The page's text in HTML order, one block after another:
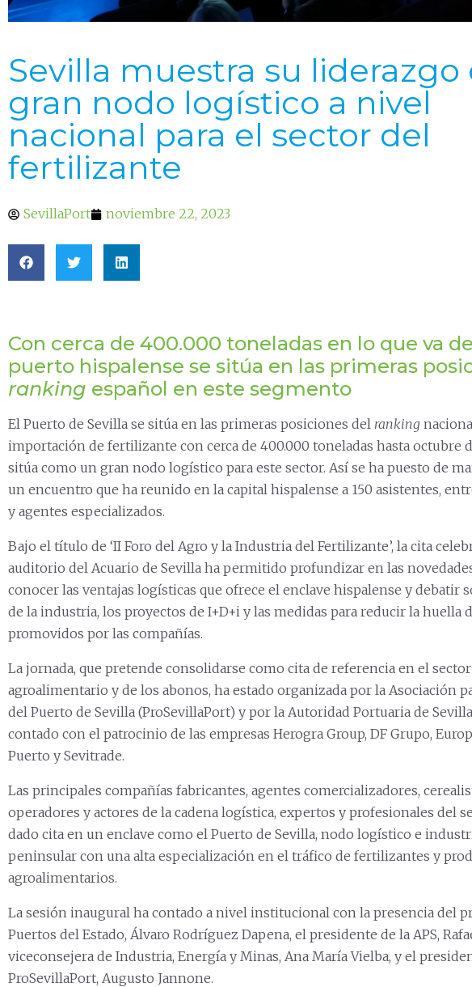
Sevilla muestra su liderazgo
gran nodo logístico a nivel
nacional para el sector del
fertilizante
SevillaPort noviembre 22, 2023
Con cerca de 400.000 toneladas en lo que va
puerto hispalense se sitúa en las primeras
ranking español en este segmento
El Puerto de Sevilla se sitúa en las primeras posiciones del ranking
importación de fertilizante con cerca de 400.000 toneladas hasta octubre
sitúa como un gran nodo logístico para este sector. Así se ha puesto de
un encuentro que ha reunido en la capital hispalense a 150 asistentes,
y agentes especializados.
Bajo el título de ‘II Foro del Agro y la Industria del Fertilizante’, la cita
auditorio del Acuario de Sevilla ha permitido profundizar en las
conocer las ventajas logísticas que ofrece el enclave hispalense y debatir
de la industria, los proyectos de I+D+i y las medidas para reducir la huella
promovidos por las compañías.
La jornada, que pretende consolidarse como cita de referencia en el sector
agroalimentario y de los abonos, ha estado organizada por la Asociación
del Puerto de Sevilla (ProSevillaPort) y por la Autoridad Portuaria de Sevilla
contado con el patrocinio de las empresas Herogra Group, DF Grupo,
Puerto y Sevitrade.
Las principales compañías fabricantes, agentes comercializadores,
operadores y actores de la cadena logística, expertos y profesionales del
dado cita en un enclave como el Puerto de Sevilla, nodo logístico e
peninsular con una alta especialización en el tráfico de fertilizantes y
agroalimentarios.
La sesión inaugural ha contado a nivel institucional con la presencia del
Puertos del Estado, Álvaro Rodríguez Dapena, el presidente de la APS,
viceconsejera de Industria, Energía y Minas, Ana María Vielba, y el
ProSevillaPort, Augusto Jannone.